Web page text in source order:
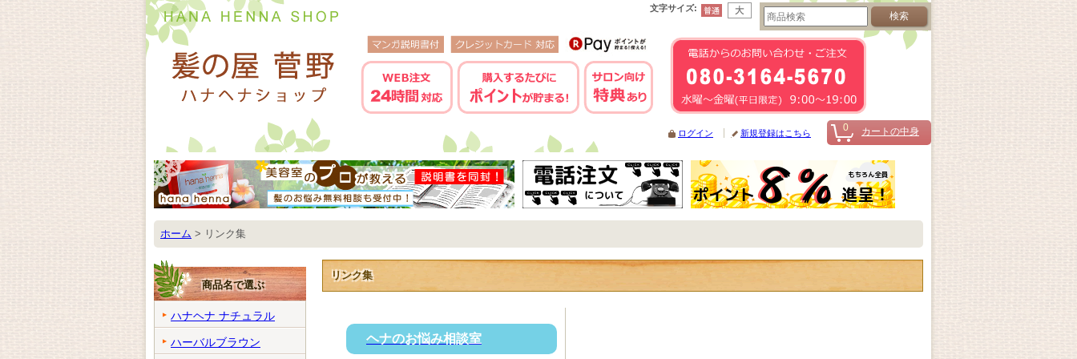
文字サイズ:
0 カートの中身
ログイン 新規登録はこちら
ホーム > リンク集
商品名で選ぶ
ハナヘナ ナチュラル
ハーバルブラウン
リンク集
ヘナのお悩み相談室